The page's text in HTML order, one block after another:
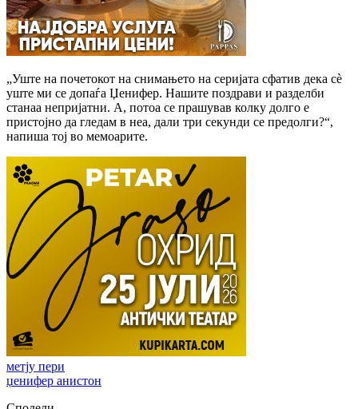
„Уште на почетокот на снимањето на серијата сфатив дека сѐ
уште ми се допаѓа Џенифер. Нашите поздрави и разделби
станаа непријатни. А, потоа се прашував колку долго е
пристојно да гледам в неа, дали три секунди се предолги?“,
напиша тој во мемоарите.
метју пери
џенифер анистон